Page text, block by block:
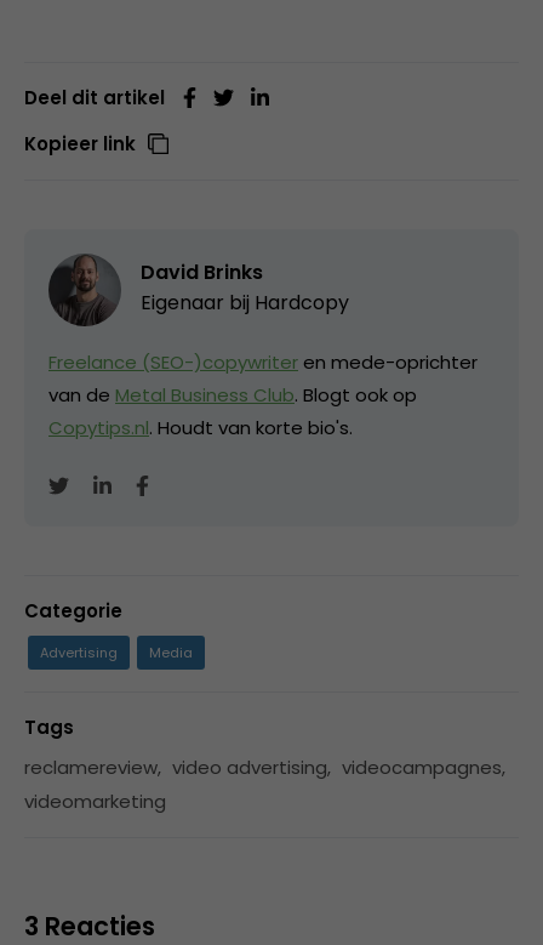
Deel dit artikel
Kopieer link
David Brinks
Eigenaar bij Hardcopy
Freelance (SEO-)copywriter en mede-oprichter
van de Metal Business Club. Blogt ook op
Copytips.nl. Houdt van korte bio's.
Categorie
Advertising Media
Tags
reclamereview, video advertising, videocampagnes,
videomarketing
3 Reacties